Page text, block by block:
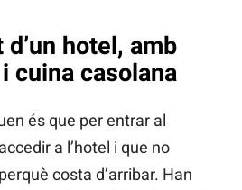
hotel, amb
cuina casolana
és que per entrar al
a l’hotel i que no
costa d’arribar. Han